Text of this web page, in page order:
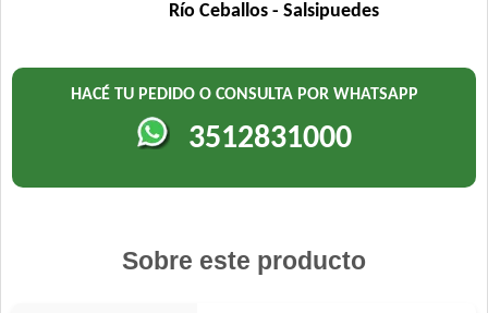
Río Ceballos - Salsipuedes
HACÉ TU PEDIDO O CONSULTA POR WHATSAPP
3512831000
Sobre este producto